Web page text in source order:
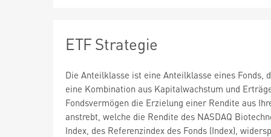
ETF Strategie
Die Anteilklasse ist eine Anteilklasse eines Fonds,
eine Kombination aus Kapitalwachstum und
Fondsvermögen die Erzielung einer Rendite aus
anstrebt, welche die Rendite des NASDAQ
Index, des Referenzindex des Fonds (Index),